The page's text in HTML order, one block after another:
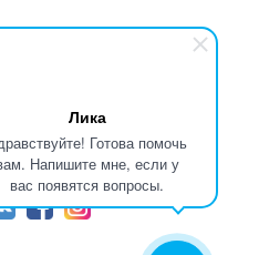
Лика
Готова помочь
Напишите мне, если у
вас появятся вопросы.